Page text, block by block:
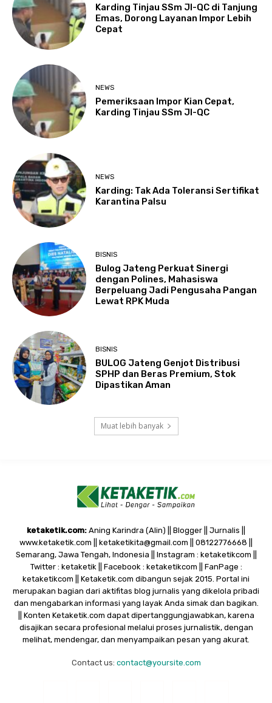
Karding Tinjau SSm JI-QC di Tanjung
Emas, Dorong Layanan Impor Lebih
Cepat
NEWS
Pemeriksaan Impor Kian Cepat,
Karding Tinjau SSm JI-QC
NEWS
Karding: Tak Ada Toleransi Sertifikat
Karantina Palsu
BISNIS
Bulog Jateng Perkuat Sinergi
dengan Polines, Mahasiswa
Berpeluang Jadi Pengusaha Pangan
Lewat RPK Muda
BISNIS
BULOG Jateng Genjot Distribusi
SPHP dan Beras Premium, Stok
Dipastikan Aman
Muat lebih banyak
ketaketik.com: Aning Karindra (Alin) || Blogger || Jurnalis ||
www.ketaketik.com || ketaketikita@gmail.com || 08122776668 ||
Semarang, Jawa Tengah, Indonesia || Instagram : ketaketikcom ||
Twitter : ketaketik || Facebook : ketaketikcom || FanPage :
ketaketikcom || Ketaketik.com dibangun sejak 2015. Portal ini
merupakan bagian dari aktifitas blog jurnalis yang dikelola pribadi
dan mengabarkan informasi yang layak Anda simak dan bagikan.
|| Konten Ketaketik.com dapat dipertanggungjawabkan, karena
disajikan secara profesional melalui proses jurnalistik, dengan
melihat, mendengar, dan menyampaikan pesan yang akurat.
Contact us: contact@yoursite.com